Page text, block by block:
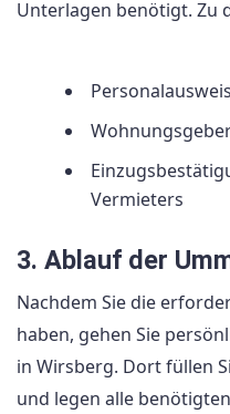
Unterlagen benötigt. Zu
Vermieters
3. Ablauf der
Nachdem Sie die
haben, gehen Sie
in Wirsberg. Dort füllen
und legen alle